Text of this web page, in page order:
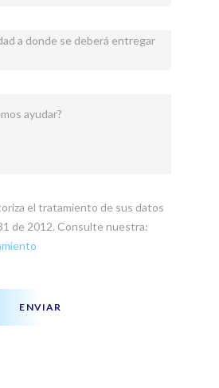
a donde se deberá entregar
ayudar?
el tratamiento de sus datos
de 2012. Consulte nuestra:
ENVIAR